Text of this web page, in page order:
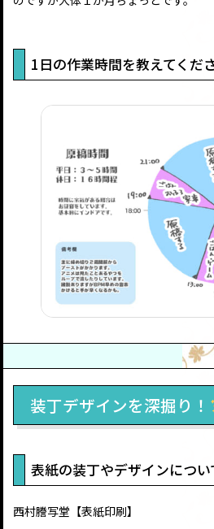
1日の作業時間を教えてくだ
装丁デザインを深掘り！
表紙の装丁やデザインについ
西村謄写堂【表紙印刷】